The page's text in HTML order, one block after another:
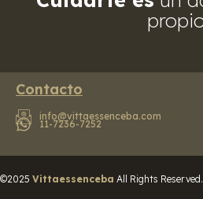
Contacto
info@vittaessenceba.com
11-7236-7252
©2025 Vittaessenceba All Rights Reserved.